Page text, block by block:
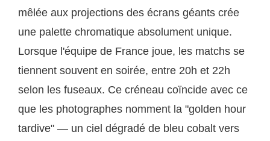
mêlée aux projections des écrans géants crée
une palette chromatique absolument unique.
Lorsque l'équipe de France joue, les matchs se
tiennent souvent en soirée, entre 20h et 22h
selon les fuseaux. Ce créneau coïncide avec ce
que les photographes nomment la "golden hour
tardive" — un ciel dégradé de bleu cobalt vers